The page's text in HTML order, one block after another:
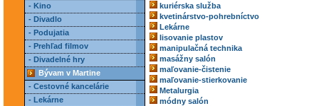
- Kino
- Divadlo
- Podujatia
- Prehľad filmov
- Divadelné hry
Bývam v Martine
- Cestovné kancelárie
- Lekárne
kuriérska služba
kvetinárstvo-pohrebníctvo
Lekárne
lisovanie plastov
manipulačná technika
masážny salón
maľovanie-čistenie
maľovanie-stierkovanie
Metalurgia
módny salón